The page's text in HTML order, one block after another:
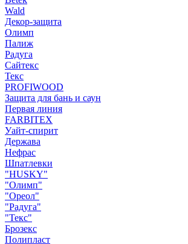
Wald
Декор-защита
Олимп
Палиж
Радуга
Сайтекс
Текс
PROFIWOOD
Защита для бань и саун
Первая линия
FARBITEX
Уайт-спирит
Держава
Нефрас
Шпатлевки
"HUSKY"
"Олимп"
"Ореол"
"Радуга"
"Текс"
Брозекс
Полипласт